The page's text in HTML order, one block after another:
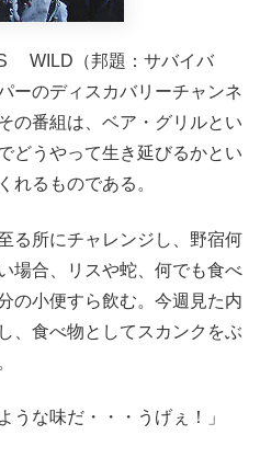
WILD（邦題：サバイバ
ーのディスカバリーチャンネ
の番組は、ベア・グリルとい
どうやって生き延びるかとい
れるものである。
る所にチャレンジし、野宿何
場合、リスや蛇、何でも食べ
の小便すら飲む。今週見た内
、食べ物としてスカンクをぶ
うな味だ・・・うげぇ！」